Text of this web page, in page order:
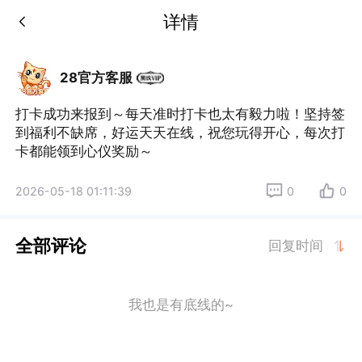
详情
28官方客服
打卡成功来报到～每天准时打卡也太有毅力啦！坚持签
到福利不缺席，好运天天在线，祝您玩得开心，每次打
卡都能领到心仪奖励～
2026-05-18 01:11:39 0 0
全部评论 回复时间
我也是有底线的~